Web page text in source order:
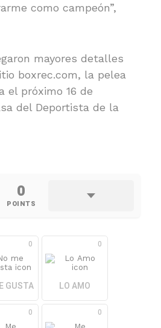
como campeón”,
mayores detalles
boxrec.com, la pelea
el próximo 16 de
del Deportista de la
0
POINTS
0
GUSTA
0
LO AMO
0 0